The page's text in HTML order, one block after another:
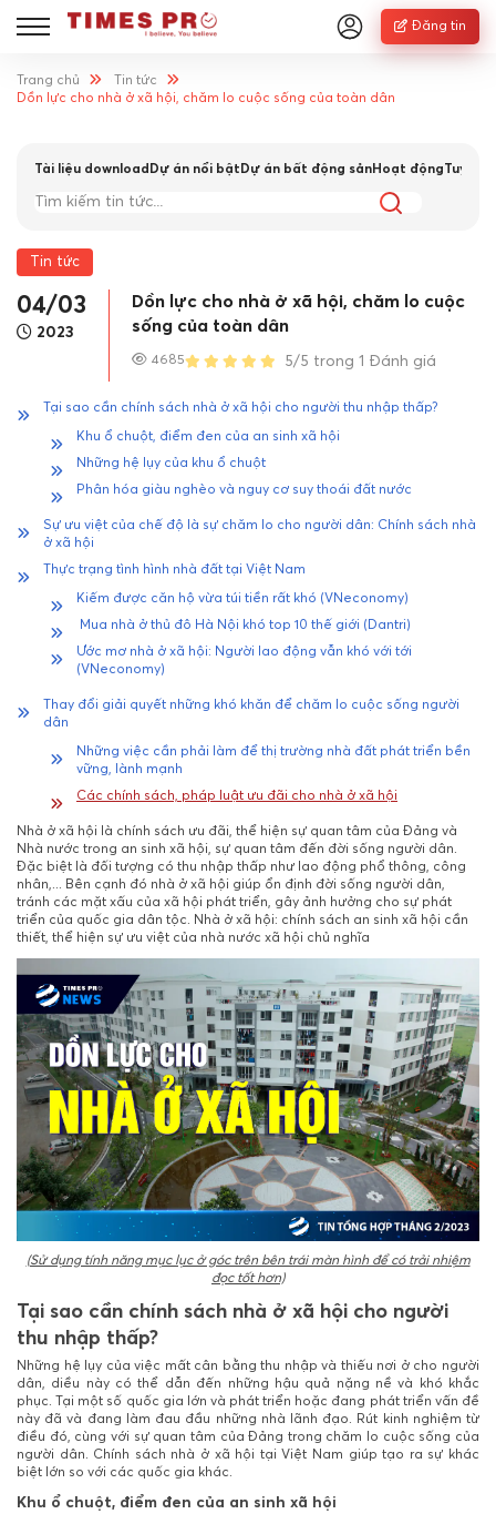
Đăng tin
Trang chủ
Tin tức
Dồn lực cho nhà ở xã hội, chăm lo cuộc sống của toàn dân
Tài liệu download Dự án nổi bật Dự án bất động sảnHoạt độngTuyển
Tin tức
04/03
2023
Dồn lực cho nhà ở xã hội, chăm lo cuộc
sống của toàn dân
4685 5/5 trong 1 Đánh giá
Tại sao cần chính sách nhà ở xã hội cho người thu nhập thấp?
Khu ổ chuột, điểm đen của an sinh xã hội
Những hệ lụy của khu ổ chuột
Phân hóa giàu nghèo và nguy cơ suy thoái đất nước
Sự ưu việt của chế độ là sự chăm lo cho người dân: Chính sách nhà
ở xã hội
Thực trạng tình hình nhà đất tại Việt Nam
Kiếm được căn hộ vừa túi tiền rất khó (VNeconomy)
Mua nhà ở thủ đô Hà Nội khó top 10 thế giới (Dantri)
Ước mơ nhà ở xã hội: Người lao động vẫn khó với tới
(VNeconomy)
Thay đổi giải quyết những khó khăn để chăm lo cuộc sống người
dân
Những việc cần phải làm để thị trường nhà đất phát triển bền
vững, lành mạnh
Các chính sách, pháp luật ưu đãi cho nhà ở xã hội
Nhà ở xã hội là chính sách ưu đãi, thể hiện sự quan tâm của Đảng và
Nhà nước trong an sinh xã hội, sự quan tâm đến đời sống người dân.
Đặc biệt là đối tượng có thu nhập thấp như lao động phổ thông, công
nhân,... Bên cạnh đó nhà ở xã hội giúp ổn định đời sống người dân,
tránh các mặt xấu của xã hội phát triển, gây ảnh hưởng cho sự phát
triển của quốc gia dân tộc. Nhà ở xã hội: chính sách an sinh xã hội cần
thiết, thể hiện sự ưu việt của nhà nước xã hội chủ nghĩa
(Sử dụng tính năng mục lục ở góc trên bên trái màn hình để có trải nhiệm
đọc tốt hơn)
Tại sao cần chính sách nhà ở xã hội cho người
thu nhập thấp?
Những hệ lụy của việc mất cân bằng thu nhập và thiếu nơi ở cho người
dân, diều này có thể dẫn đến những hậu quả nặng nề và khó khắc
phục. Tại một số quốc gia lớn và phát triển hoặc đang phát triển vấn đề
này đã và đang làm đau đầu những nhà lãnh đạo. Rút kinh nghiệm từ
điều đó, cùng với sự quan tâm của Đảng trong chăm lo cuộc sống của
người dân. Chính sách nhà ở xã hội tại Việt Nam giúp tạo ra sự khác
biệt lớn so với các quốc gia khác.
Khu ổ chuột, điểm đen của an sinh xã hội